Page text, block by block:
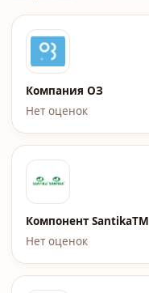
Компания ОЗ
Нет оценок
Компонент SantikaTM
Нет оценок